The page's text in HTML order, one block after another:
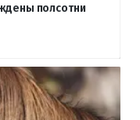
полсотни